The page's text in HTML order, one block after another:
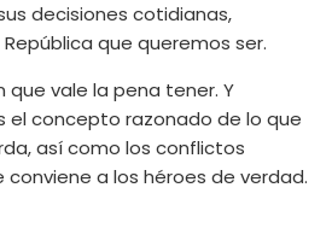
decisiones cotidianas,
que queremos ser.
que vale la pena tener. Y
el concepto razonado de lo que
así como los conflictos
conviene a los héroes de verdad.